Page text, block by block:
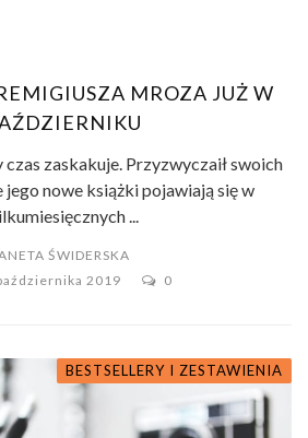
MROZA JUŻ W
czas zaskakuje. Przyzwyczaił swoich
jego nowe książki pojawiają się w
...
ŚWIDERSKA
2019
0
BESTSELLERY I ZESTAWIENIA